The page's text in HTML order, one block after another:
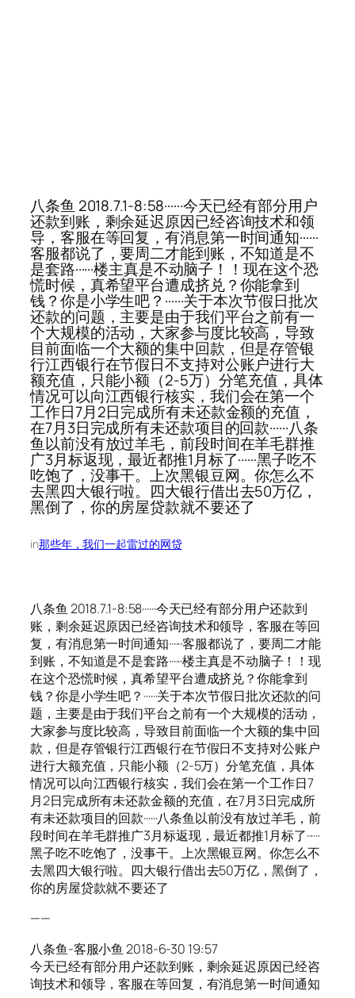
八条鱼 2018.7.1-8:58······今天已经有部分用户
还款到账，剩余延迟原因已经咨询技术和领
导，客服在等回复，有消息第一时间通知······
客服都说了，要周二才能到账，不知道是不
是套路······楼主真是不动脑子！！现在这个恐
慌时候，真希望平台遭成挤兑？你能拿到
钱？你是小学生吧？······关于本次节假日批次
还款的问题，主要是由于我们平台之前有一
个大规模的活动，大家参与度比较高，导致
目前面临一个大额的集中回款，但是存管银
行江西银行在节假日不支持对公账户进行大
额充值，只能小额（2-5万）分笔充值，具体
情况可以向江西银行核实，我们会在第一个
工作日7月2日完成所有未还款金额的充值，
在7月3日完成所有未还款项目的回款······八条
鱼以前没有放过羊毛，前段时间在羊毛群推
广3月标返现，最近都推1月标了······黑子吃不
吃饱了，没事干。上次黑银豆网。你怎么不
去黑四大银行啦。四大银行借出去50万亿，
黑倒了，你的房屋贷款就不要还了
in那些年，我们一起雷过的网贷
八条鱼 2018.7.1-8:58······今天已经有部分用户还款到
账，剩余延迟原因已经咨询技术和领导，客服在等回
复，有消息第一时间通知······客服都说了，要周二才能
到账，不知道是不是套路······楼主真是不动脑子！！现
在这个恐慌时候，真希望平台遭成挤兑？你能拿到
钱？你是小学生吧？······关于本次节假日批次还款的问
题，主要是由于我们平台之前有一个大规模的活动，
大家参与度比较高，导致目前面临一个大额的集中回
款，但是存管银行江西银行在节假日不支持对公账户
进行大额充值，只能小额（2-5万）分笔充值，具体
情况可以向江西银行核实，我们会在第一个工作日7
月2日完成所有未还款金额的充值，在7月3日完成所
有未还款项目的回款······八条鱼以前没有放过羊毛，前
段时间在羊毛群推广3月标返现，最近都推1月标了······
黑子吃不吃饱了，没事干。上次黑银豆网。你怎么不
去黑四大银行啦。四大银行借出去50万亿，黑倒了，
你的房屋贷款就不要还了
——
八条鱼-客服小鱼 2018-6-30 19:57
今天已经有部分用户还款到账，剩余延迟原因已经咨
询技术和领导，客服在等回复，有消息第一时间通知